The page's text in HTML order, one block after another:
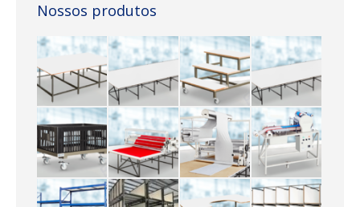
Nossos produtos